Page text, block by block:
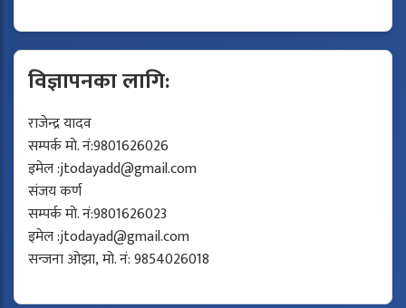
विज्ञापनका लागि:
राजेन्द्र यादव
सम्पर्क मो. नं:9801626026
इमेल :jtodayadd@gmail.com
संजय कर्ण
सम्पर्क मो. नं:9801626023
इमेल :jtodayad@gmail.com
सन्जना ओझा, मो. नं: 9854026018